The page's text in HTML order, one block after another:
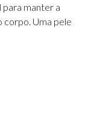
para manter a
corpo. Uma pele